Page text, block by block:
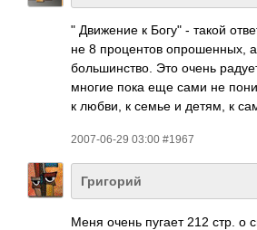
" Движение к Богу" - такой
не 8 процентов опрошенных,
большинство. Это очень
многие пока еще сами не
к любви, к семье и детям, к
2007-06-29 03:00 #1967
Григорий
Меня очень пугает 212 стр. о